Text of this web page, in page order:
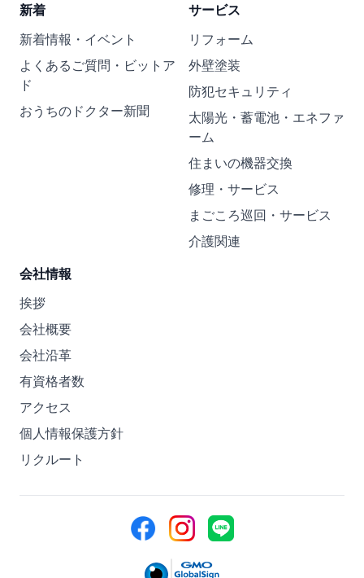
新着
新着情報・イベント
よくあるご質問・ビットア
ド
おうちのドクター新聞
サービス
リフォーム
外壁塗装
防犯セキュリティ
太陽光・蓄電池・エネファ
ーム
住まいの機器交換
修理・サービス
まごころ巡回・サービス
介護関連
会社情報
挨拶
会社概要
会社沿革
有資格者数
アクセス
個人情報保護方針
リクルート